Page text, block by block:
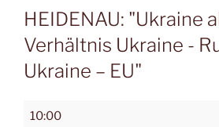
HEIDENAU: "Ukraine
Verhältnis Ukraine -
Ukraine – EU"
10:00